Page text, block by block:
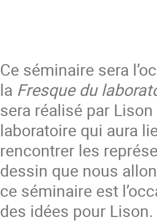
Ce séminaire sera
la Fresque du
sera réalisé par
laboratoire qui aura
rencontrer les
dessin que nous
ce séminaire est
des idées pour Lison.